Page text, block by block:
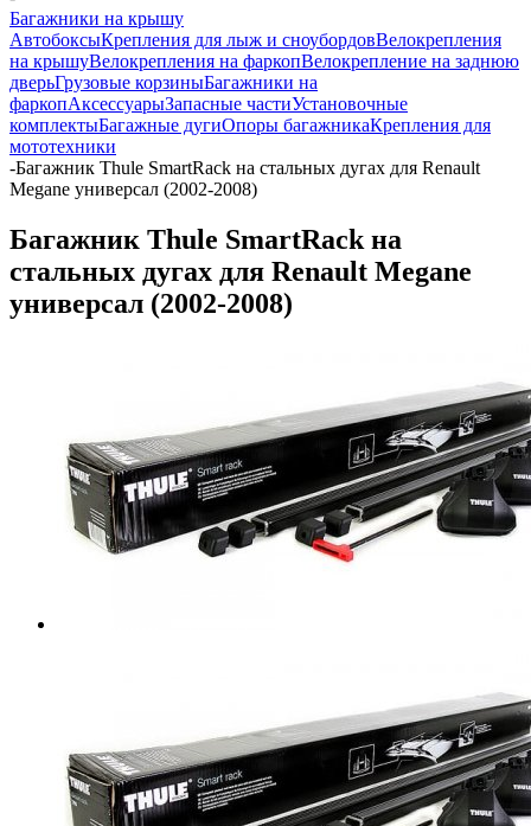
Багажники на крышу
АвтобоксыКрепления для лыж и сноубордовВелокрепления
на крышуВелокрепления на фаркопВелокрепление на заднюю
дверьГрузовые корзиныБагажники на
фаркопАксессуарыЗапасные частиУстановочные
комплектыБагажные дугиОпоры багажникаКрепления для
мототехники
-Багажник Thule SmartRack на стальных дугах для Renault
Megane универсал (2002-2008)
Багажник Thule SmartRack на
стальных дугах для Renault Megane
универсал (2002-2008)